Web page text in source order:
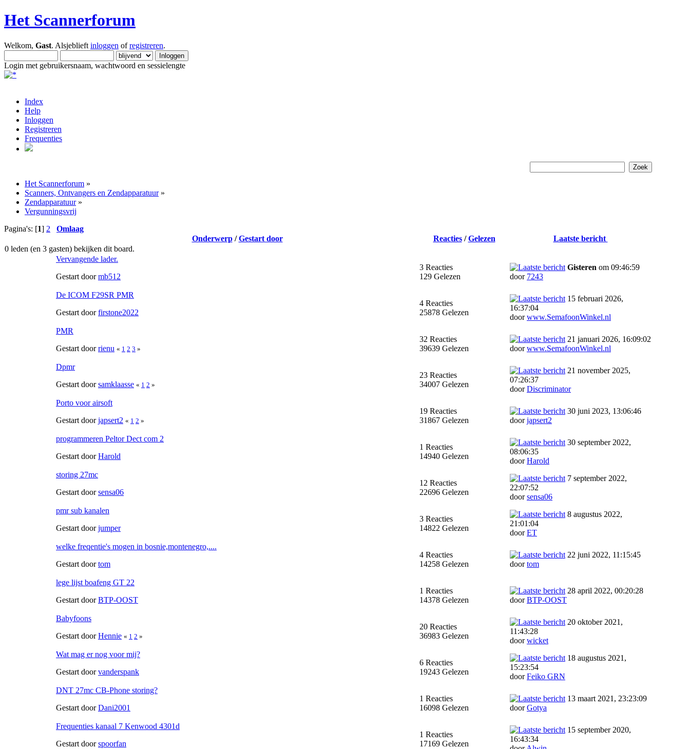
Het Scannerforum
Welkom, Gast. Alsjeblieft inloggen ofregistreren.
Login met gebruikersnaam, wachtwoord en sessielengte
Index
Help
Inloggen
Registreren
Frequenties
Het Scannerforum »
Scanners, Ontvangers en Zendapparatuur»
Zendapparatuur»
Vergunningsvrij
Pagina's: [1] 2
Omlaag
Onderwerp/Gestart door Reacties/Gelezen
Laatste bericht
0 leden (en 3 gasten) bekijken dit board.
Vervangende lader.
Gestart doormb512
3 Reacties
129 Gelezen
Gisteren om 09:46:59
door 7243
De ICOM F29SR PMR
Gestart doorfirstone2022
4 Reacties
25878 Gelezen
15 februari 2026,
16:37:04
doorwww.SemafoonWinkel.nl
PMR
Gestart doorrienu « 1 2 3 »
32 Reacties
39639 Gelezen
21 januari 2026, 16:09:02
doorwww.SemafoonWinkel.nl
Dpmr
Gestart doorsamklaasse « 1 2 »
23 Reacties
34007 Gelezen
21 november 2025,
07:26:37
doorDiscriminator
Porto voor airsoft
Gestart doorjapsert2 « 1 2 »
19 Reacties
31867 Gelezen
30 juni 2023, 13:06:46
doorjapsert2
programmeren Peltor Dect com 2
Gestart doorHarold
1 Reacties
14940 Gelezen
30 september 2022,
08:06:35
doorHarold
storing 27mc
Gestart doorsensa06
12 Reacties
22696 Gelezen
7 september 2022,
22:07:52
doorsensa06
pmr sub kanalen
Gestart doorjumper
3 Reacties
14822 Gelezen
8 augustus 2022,
21:01:04
doorET
welke freqentie's mogen in bosnie,montenegro,....
Gestart doortom
4 Reacties
14258 Gelezen
22 juni 2022, 11:15:45
doortom
lege lijst boafeng GT 22
Gestart doorBTP-OOST
1 Reacties
14378 Gelezen
28 april 2022, 00:20:28
doorBTP-OOST
Babyfoons
Gestart doorHennie « 1 2 »
20 Reacties
36983 Gelezen
20 oktober 2021,
11:43:28
doorwicket
Wat mag er nog voor mij?
Gestart doorvanderspank
6 Reacties
19243 Gelezen
18 augustus 2021,
15:23:54
doorFeiko GRN
DNT 27mc CB-Phone storing?
Gestart doorDani2001
1 Reacties
16098 Gelezen
13 maart 2021, 23:23:09
doorGotya
Frequenties kanaal 7 Kenwood 4301d
Gestart doorspoorfan
1 Reacties
17169 Gelezen
15 september 2020,
16:43:34